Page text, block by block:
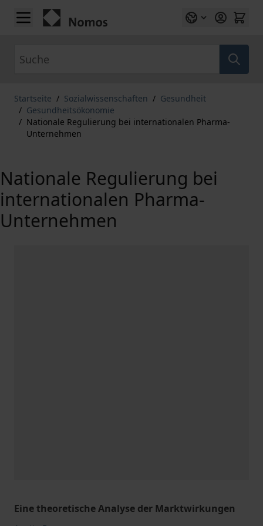
Zum Inhalt springen
Startseite / Sozialwissenschaften / Gesundheit
/ Gesundheitsökonomie
/ Nationale Regulierung bei internationalen Pharma-
Unternehmen
Nationale Regulierung bei
internationalen Pharma-
Unternehmen
Eine theoretische Analyse der Marktwirkungen